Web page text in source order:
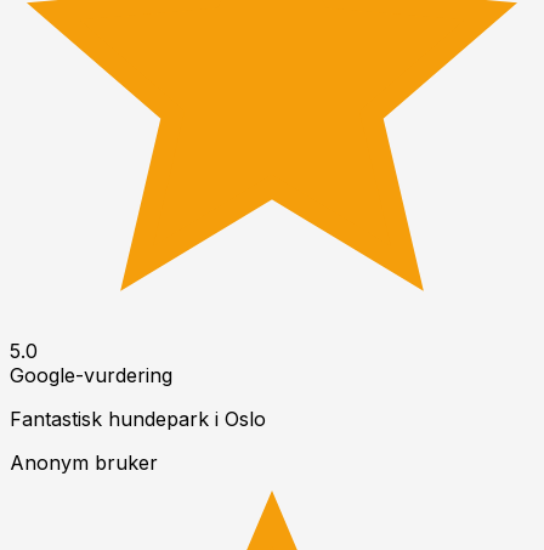
5.0
Google-vurdering
Fantastisk hundepark i Oslo
Anonym bruker